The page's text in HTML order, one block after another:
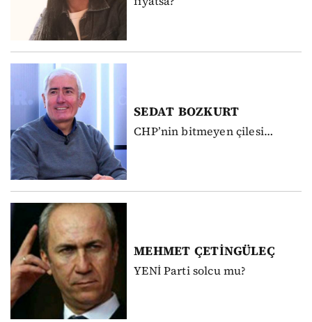
SEDAT BOZKURT
CHP’nin bitmeyen çilesi…
MEHMET ÇETİNGÜLEÇ
YENİ Parti solcu mu?